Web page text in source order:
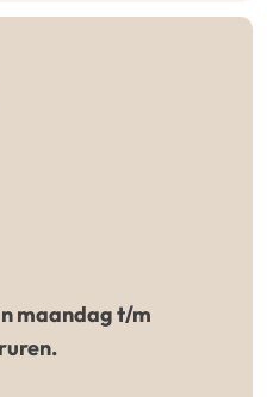
maandag t/m